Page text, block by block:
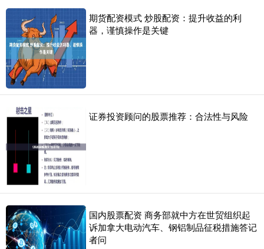
期货配资模式 炒股配资：提升收益的利
器，谨慎操作是关键
证券投资顾问的股票推荐：合法性与风险
国内股票配资 商务部就中方在世贸组织起
诉加拿大电动汽车、钢铝制品征税措施答记
者问